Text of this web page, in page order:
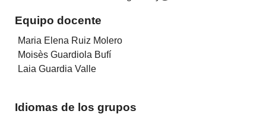
Equipo docente
Maria Elena Ruiz Molero
Moisès Guardiola Bufí
Laia Guardia Valle
Idiomas de los grupos